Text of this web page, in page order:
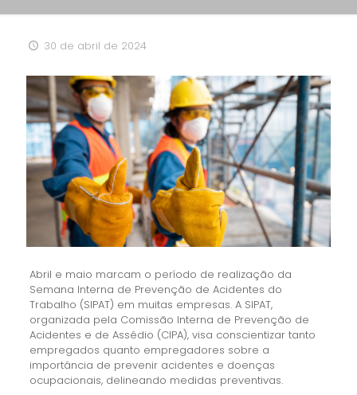
30 de abril de 2024
Abril e maio marcam o período de realização da
Semana Interna de Prevenção de Acidentes do
Trabalho (SIPAT) em muitas empresas. A SIPAT,
organizada pela Comissão Interna de Prevenção de
Acidentes e de Assédio (CIPA), visa conscientizar tanto
empregados quanto empregadores sobre a
importância de prevenir acidentes e doenças
ocupacionais, delineando medidas preventivas.